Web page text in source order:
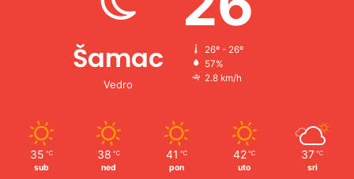
Šamac
Vedro
26º - 26º
57%
2.8 km/h
35 ℃
sub
38 ℃
ned
41 ℃
pon
42 ℃
uto
37 ℃
sri